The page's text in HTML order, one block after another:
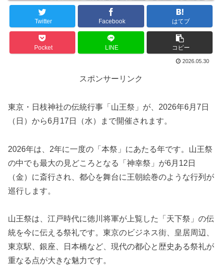
Twitter Facebook はてブ
Pocket LINE コピー
2026.05.30
スポンサーリンク
東京・日枝神社の伝統行事「山王祭」が、2026年6月7日
（日）から6月17日（水）まで開催されます。
2026年は、2年に一度の「本祭」にあたる年です。山王祭
の中でも最大の見どころとなる「神幸祭」が6月12日
（金）に斎行され、都心を舞台に王朝絵巻のような行列が
巡行します。
山王祭は、江戸時代に徳川将軍が上覧した「天下祭」の伝
統を今に伝える祭礼です。東京のビジネス街、皇居周辺、
東京駅、銀座、日本橋など、現代の都心と歴史ある祭礼が
重なる点が大きな魅力です。